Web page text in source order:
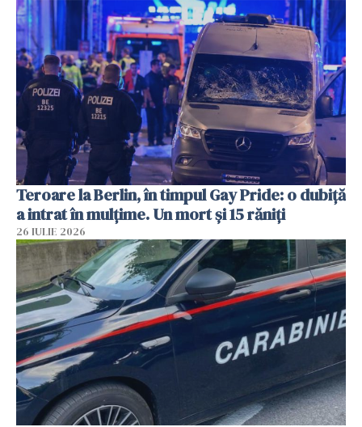
Teroare la Berlin, în timpul Gay Pride: o dubiță
a intrat în mulțime. Un mort și 15 răniți
26 IULIE 2026